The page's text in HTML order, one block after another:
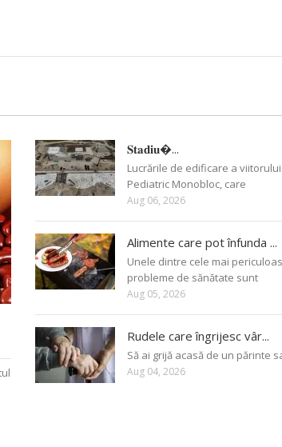
𝐒𝐭𝐚𝐝𝐢𝐮�...
Lucrările de edificare a
Pediatric Monobloc, care
Aug 06, 2026
Alimente care pot înfunda ...
Unele dintre cele mai
probleme de sănătate sunt
Aug 05, 2026
Rudele care îngrijesc vâr...
Să ai grijă acasă de un părinte
Aug 04, 2026